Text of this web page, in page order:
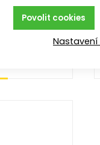
Povolit cookies
Nastavení